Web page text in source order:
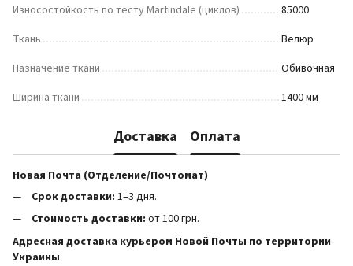
Износостойкость по тесту Martindale (циклов)
85000
Ткань
Велюр
Назначение ткани
Обивочная
Ширина ткани
1400 мм
Доставка Оплата
Новая Почта (Отделение/Почтомат)
Срок доставки: 1–3 дня.
Стоимость доставки: от 100 грн.
Адресная доставка курьером Новой Почты по территории
Украины